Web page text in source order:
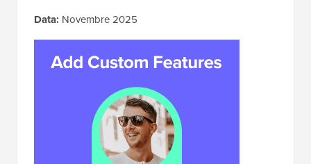
Data: Novembre 2025